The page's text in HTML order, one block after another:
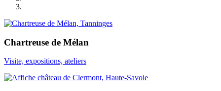
Chartreuse de Mélan
Visite, expositions, ateliers